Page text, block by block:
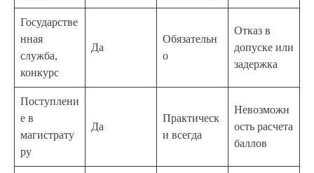
Государстве
нная
служба,
конкурс
Да
Обязательн
о
Отказ в
допуске или
задержка
Поступлени
е в
магистрату
ру
Да
Практическ
и всегда
Невозможн
ость расчета
баллов